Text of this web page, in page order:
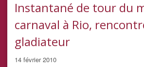
Instantané de tour du
carnaval à Rio,
gladiateur
14 février 2010